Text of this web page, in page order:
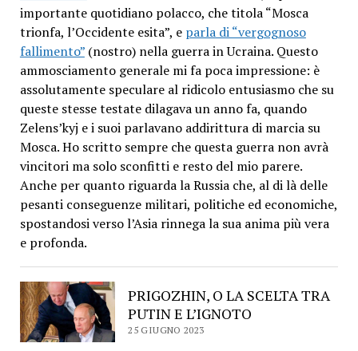
importante quotidiano polacco, che titola “Mosca
trionfa, l’Occidente esita”, e parla di “vergognoso
fallimento”(nostro) nella guerra in Ucraina. Questo
ammosciamento generale mi fa poca impressione: è
assolutamente speculare al ridicolo entusiasmo che su
queste stesse testate dilagava un anno fa, quando
Zelens’kyj e i suoi parlavano addirittura di marcia su
Mosca. Ho scritto sempre che questa guerra non avrà
vincitori ma solo sconfitti e resto del mio parere.
Anche per quanto riguarda la Russia che, al di là delle
pesanti conseguenze militari, politiche ed economiche,
spostandosi verso l’Asia rinnega la sua anima più vera
e profonda.
PRIGOZHIN, O LA SCELTA TRA
PUTIN E L’IGNOTO
25 GIUGNO 2023